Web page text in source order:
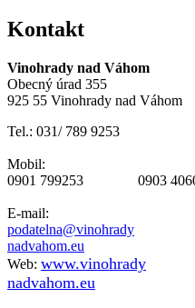
Kontakt
Vinohrady nad Váhom
Obecný úrad 355
925 55 Vinohrady nad Váhom
Tel.: 031/ 789 9253
Mobil:
0901 799253 0903
E-mail:
podatelna@vinohrady
nadvahom.eu
Web: www.vinohrady
nadvahom.eu